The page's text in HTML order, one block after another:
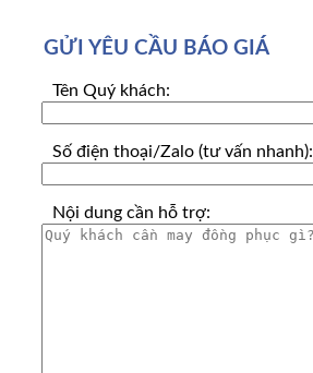
GỬI YÊU CẦU BÁO GIÁ
Tên Quý khách:
Số điện thoại/Zalo (tư vấn nhanh):
Nội dung cần hỗ trợ: